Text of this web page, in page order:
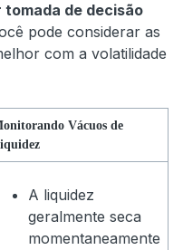
tomada de decisão
pode considerar as
com a volatilidade
Vácuos de
A liquidez
geralmente seca
momentaneamente